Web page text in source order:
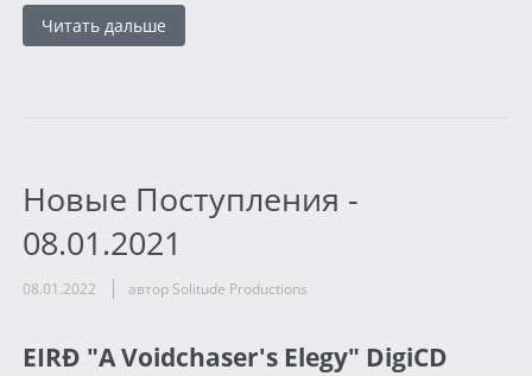
Читать дальше
Новые Поступления -
08.01.2021
08.01.2022 автор Solitude Productions
EIRÐ "A Voidchaser's Elegy" DigiCD